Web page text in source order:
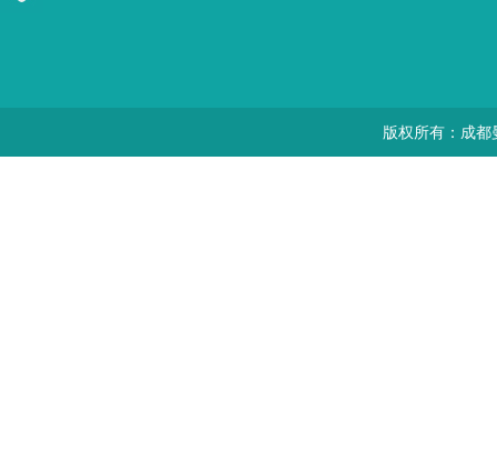
版权所有：成